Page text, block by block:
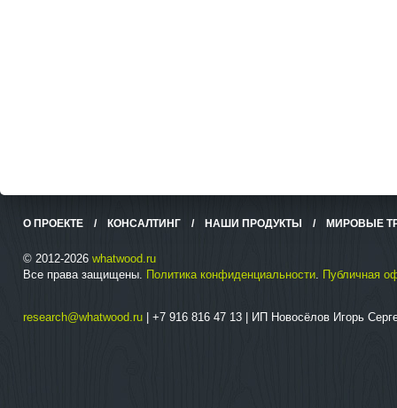
О ПРОЕКТЕ / КОНСАЛТИНГ / НАШИ ПРОДУКТЫ / МИРОВЫЕ
© 2012-2026 whatwood.ru
Все права защищены. Политика конфиденциальности. Публичная
research@whatwood.ru | +7 916 816 47 13 | ИП Новосёлов Игорь